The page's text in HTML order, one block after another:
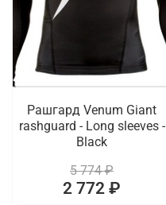
Рашгард Venum Giant
rashguard - Long sleeves -
Black
5 774 ₽
2 772 ₽